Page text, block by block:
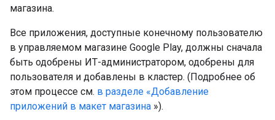
магазина.
Все приложения, доступные конечному пользователю
в управляемом магазине Google Play, должны сначала
быть одобрены ИТ-администратором, одобрены для
пользователя и добавлены в кластер. (Подробнее об
этом процессе см. в разделе «Добавление
приложений в макет магазина »).